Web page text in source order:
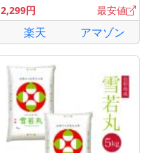
2,299円
最安値
楽天 アマゾン